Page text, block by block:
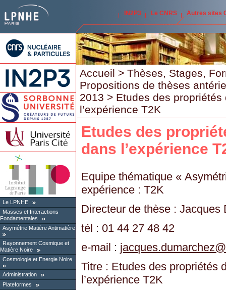
IN2P3 Le CNRS Autres sites
Le LPNHE
Masses et Interactions
Fondamentales
Asymétrie Matière Antimatière
Rayonnement Cosmique et
Matière Noire
Cosmologie et Energie Noire
Administration
Plateformes
Accueil > Thèses, Stages,
Propositions de thèses
2013 > Etudes des
l’expérience T2K
Etudes des
dans l’expérience
Equipe thématique «
expérience : T2K
Directeur de thèse : Jacques
tél : 01 44 27 48 42
e-mail : jacques.dumarchez@
Titre : Etudes des propriétés
l’expérience T2K